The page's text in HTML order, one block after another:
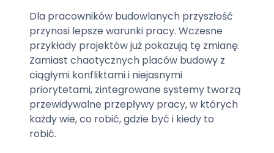
Dla pracowników budowlanych przyszłość
przynosi lepsze warunki pracy. Wczesne
przykłady projektów już pokazują tę zmianę.
Zamiast chaotycznych placów budowy z
ciągłymi konfliktami i niejasnymi
priorytetami, zintegrowane systemy tworzą
przewidywalne przepływy pracy, w których
każdy wie, co robić, gdzie być i kiedy to
robić.